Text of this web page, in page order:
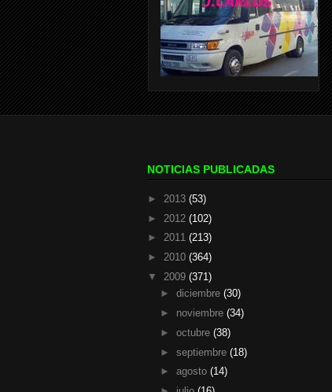
NOTICIAS PUBLICADAS
► 2013 (53)
► 2012 (102)
► 2011 (213)
► 2010 (364)
▼ 2009 (371)
► diciembre (30)
► noviembre (34)
► octubre (38)
► septiembre (18)
► agosto (14)